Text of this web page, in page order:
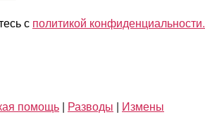
с политикой конфиденциальности.
помощь | Разводы | Измены